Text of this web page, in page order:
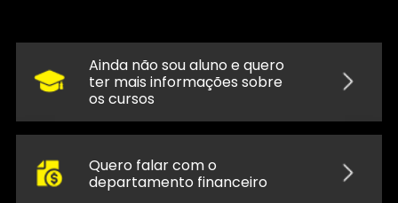
Ainda não sou aluno e quero
ter mais informações sobre
os cursos
Quero falar com o
departamento financeiro